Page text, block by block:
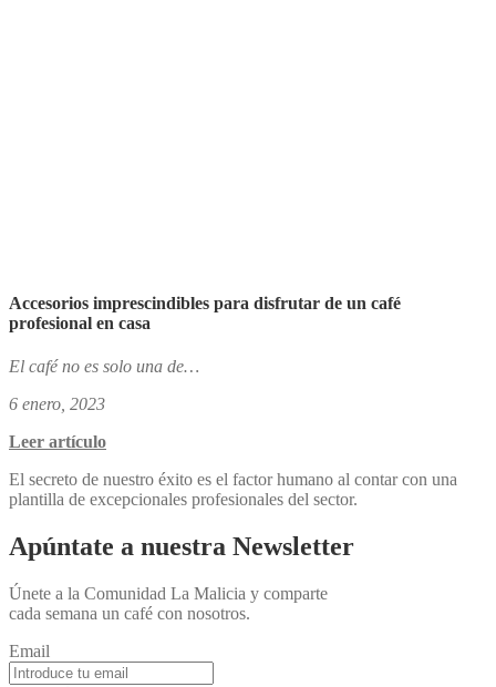
Accesorios imprescindibles para disfrutar de un café
profesional en casa
El café no es solo una de…
6 enero, 2023
Leer artículo
El secreto de nuestro éxito es el factor humano al contar con una
plantilla de excepcionales profesionales del sector.
Apúntate a nuestra Newsletter
Únete a la Comunidad La Malicia y comparte
cada semana un café con nosotros.
Email